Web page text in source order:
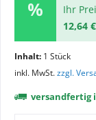
Ihr
12,64
Inhalt: 1 Stück
inkl. MwSt.zzgl.
versandfertig